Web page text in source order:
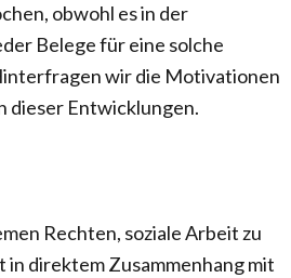
obwohl es in der
Belege für eine solche
wir die Motivationen
dieser Entwicklungen.
Rechten, soziale Arbeit zu
direktem Zusammenhang mit